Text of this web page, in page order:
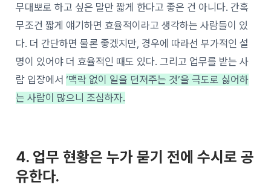
무대뽀로 하고 싶은 말만 짧게 한다고 좋은 건 아니다. 간혹
무조건 짧게 얘기하면 효율적이라고 생각하는 사람들이 있
다. 더 간단하면 물론 좋겠지만, 경우에 따라선 부가적인 설
명이 있어야 더 효율적인 때도 있다. 그리고 업무를 받는 사
람 입장에서‘맥락 없이 일을 던져주는 것’을 극도로 싫어하
는 사람이 많으니 조심하자.
4. 업무 현황은 누가 묻기 전에 수시로 공
유한다.